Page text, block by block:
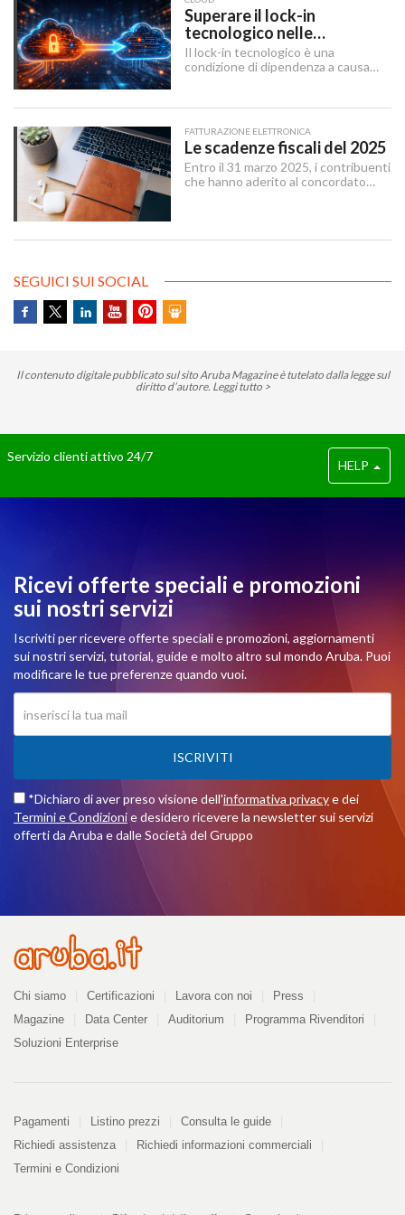
sicuro, tracciabile e interoperabile.
Superare il lock-in
tecnologico nelle
architetture IT
Il lock-in tecnologico è una
condizione di dipendenza a causa
a un fornitore specifico, a causa di
e contrattuali o legati al tempo
necessario per attuare un cambio
tecnologico.
FATTURAZIONE ELETTRONICA
Le scadenze fiscali del 2025
Entro il 31 marzo 2025, i contribuenti
che hanno aderito al concordato
anni 2018-2022, versando
dell’IRAP.
SEGUICI SUI SOCIAL
Il contenuto digitale pubblicato sul sito Aruba Magazine è tutelato dalla legge sul
diritto d’autore. Leggi tutto >
HELP
Servizio clienti attivo 24/7
Ricevi offerte speciali e promozioni
sui nostri servizi
Iscriviti per ricevere offerte speciali e promozioni, aggiornamenti
sui nostri servizi, tutorial, guide e molto altro sul mondo Aruba. Puoi
modificare le tue preferenze quando vuoi.
ISCRIVITI
*Dichiaro di aver preso visione dell'informativa privacye dei
Termini e Condizionie desidero ricevere la newsletter sui servizi
offerti da Aruba e dalle Società del Gruppo
Azienda
Chi siamo Certificazioni Lavora con noi
Press
Magazine
Data Center Auditorium
Programma Rivenditori
Soluzioni Enterprise
Pagamenti
Pagamenti Listino prezzi
Consulta le guide
Richiedi assistenza
Richiedi informazioni commerciali
Termini e Condizioni